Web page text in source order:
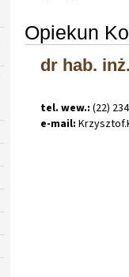
Opiekun
dr hab.
tel. wew.: (22)
e-mail: Krzysztof.